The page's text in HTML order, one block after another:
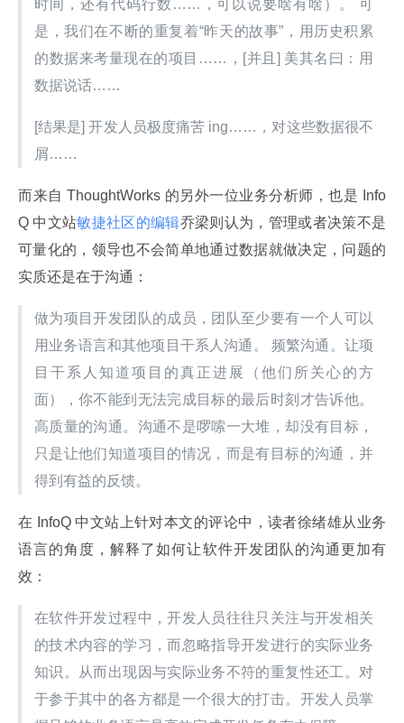
时间，还有代码行数……，可以说要啥有啥）。 可
是，我们在不断的重复着“昨天的故事”，用历史积累
的数据来考量现在的项目……，[并且] 美其名曰：用
数据说话……
[结果是] 开发人员极度痛苦 ing……，对这些数据很不
屑……
而来自 ThoughtWorks 的另外一位业务分析师，也是 Info
Q 中文站敏捷社区的编辑乔梁则认为，管理或者决策不是
可量化的，领导也不会简单地通过数据就做决定，问题的
实质还是在于沟通：
做为项目开发团队的成员，团队至少要有一个人可以
用业务语言和其他项目干系人沟通。 频繁沟通。让项
目干系人知道项目的真正进展（他们所关心的方
面），你不能到无法完成目标的最后时刻才告诉他。
高质量的沟通。沟通不是啰嗦一大堆，却没有目标，
只是让他们知道项目的情况，而是有目标的沟通，并
得到有益的反馈。
在 InfoQ 中文站上针对本文的评论中，读者徐绪雄从业务
语言的角度，解释了如何让软件开发团队的沟通更加有
效：
在软件开发过程中，开发人员往往只关注与开发相关
的技术内容的学习，而忽略指导开发进行的实际业务
知识。从而出现因与实际业务不符的重复性还工。对
于参于其中的各方都是一个很大的打击。开发人员掌